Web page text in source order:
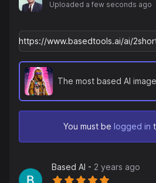
Uploaded a few seconds ago
The most based AI
You must be logged in
Based AI - 2 years ago